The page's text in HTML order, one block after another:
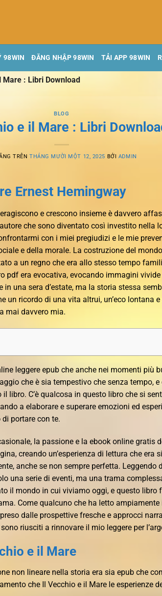
98WIN ĐĂNG NHẬP 98WIN TẢI APP 98WIN
Mare : Libri Download
BLOG
e il Mare : Libri
TRÊNTHÁNG MƯỜI MỘT 12, 2025 BỞI ADMIN
Ernest Hemingway
e crescono insieme è davvero
che sono diventato così investito nella
con i miei pregiudizi e le mie
e della morale. La costruzione del
a un regno che era allo stesso tempo
pdf era evocativa, evocando immagini
una sera d’estate, ma la storia stessa
un ricordo di una vita altrui, un’eco lontana
mai davvero mia.
leggere epub che anche nei momenti più
che è sia tempestivo che senza tempo, e
libro. C’è qualcosa in questo libro che si
a elaborare e superare emozioni ed
portare con te.
la passione e la ebook online gratis
creando un’esperienza di lettura che era
anche se non sempre perfetta. Leggendo
una serie di eventi, ma una trama
il mondo in cui viviamo oggi, e questo libro
Come qualcuno che ha letto ampiamente
dalle prospettive fresche e approcci
riusciti a rinnovare il mio leggere per
e il Mare
non lineare nella storia era sia epub che
che Il Vecchio e il Mare le esperienze